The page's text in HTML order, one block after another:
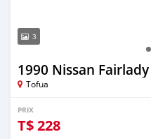
3
1990 Nissan Fairlady
Tofua
PRIX
T$228